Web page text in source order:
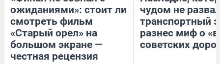
ожиданиями»: стоит ли
смотреть фильм
«Старый орел» на
большом экране —
честная рецензия
чудом не
транспортный
разнес миф о
советских